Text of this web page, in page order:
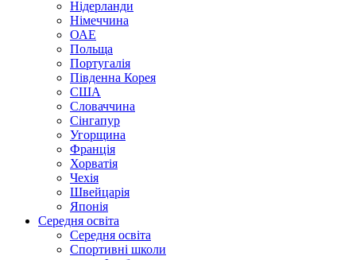
Нідерланди
Німеччина
ОАЕ
Польща
Португалія
Південна Корея
США
Словаччина
Сінгапур
Угорщина
Франція
Хорватія
Чехія
Швейцарія
Японія
Середня освіта
Середня освіта
Спортивні школи